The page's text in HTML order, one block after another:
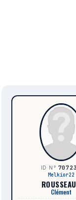
ID N°
Melkior22
Clément